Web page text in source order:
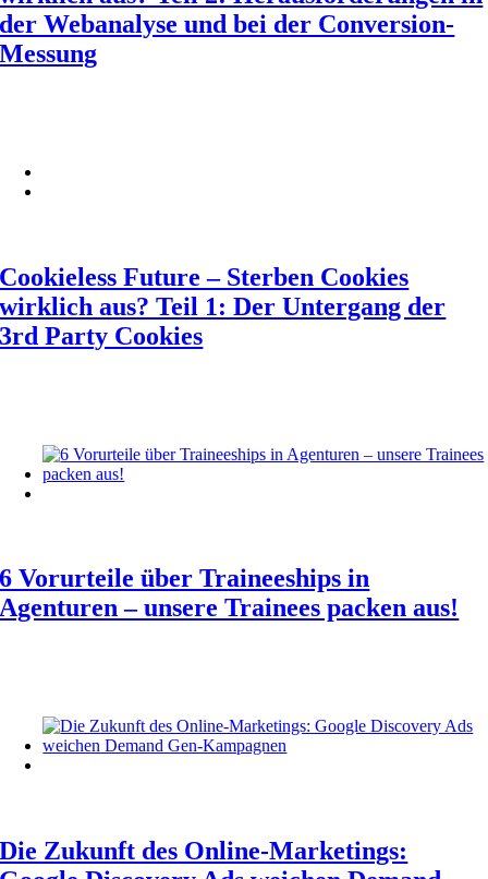
der Webanalyse und bei der Conversion-
Messung
Cookieless Future – Sterben Cookies
wirklich aus? Teil 1: Der Untergang der
3rd Party Cookies
6 Vorurteile über Traineeships in
Agenturen – unsere Trainees packen aus!
Die Zukunft des Online-Marketings: